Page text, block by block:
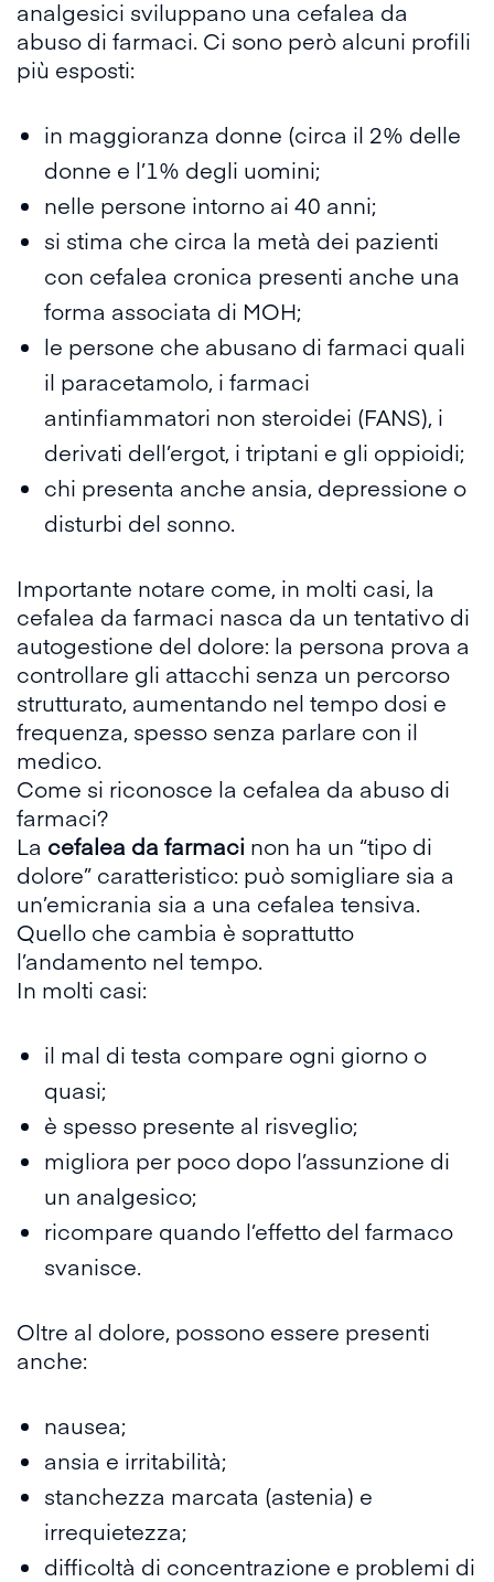
analgesici sviluppano una cefalea da
abuso di farmaci. Ci sono però alcuni profili
più esposti:
in maggioranza donne (circa il 2% delle
donne e l’1% degli uomini;
nelle persone intorno ai 40 anni;
si stima che circa la metà dei pazienti
con cefalea cronica presenti anche una
forma associata di MOH;
le persone che abusano di farmaci quali
il paracetamolo, i farmaci
antinfiammatori non steroidei (FANS), i
derivati dell’ergot, i triptani e gli oppioidi;
chi presenta anche ansia, depressione o
disturbi del sonno.
Importante notare come, in molti casi, la
cefalea da farmaci nasca da un tentativo di
autogestione del dolore: la persona prova a
controllare gli attacchi senza un percorso
strutturato, aumentando nel tempo dosi e
frequenza, spesso senza parlare con il
medico.
Come si riconosce la cefalea da abuso di
farmaci?
La cefalea da farmaci non ha un “tipo di
dolore” caratteristico: può somigliare sia a
un’emicrania sia a una cefalea tensiva.
Quello che cambia è soprattutto
l’andamento nel tempo.
In molti casi:
il mal di testa compare ogni giorno o
quasi;
è spesso presente al risveglio;
migliora per poco dopo l’assunzione di
un analgesico;
ricompare quando l’effetto del farmaco
svanisce.
Oltre al dolore, possono essere presenti
anche:
nausea;
ansia e irritabilità;
stanchezza marcata (astenia) e
irrequietezza;
difficoltà di concentrazione e problemi di